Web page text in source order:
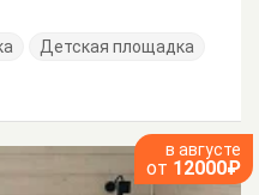
Детская площадка
в августе
от 12000₽